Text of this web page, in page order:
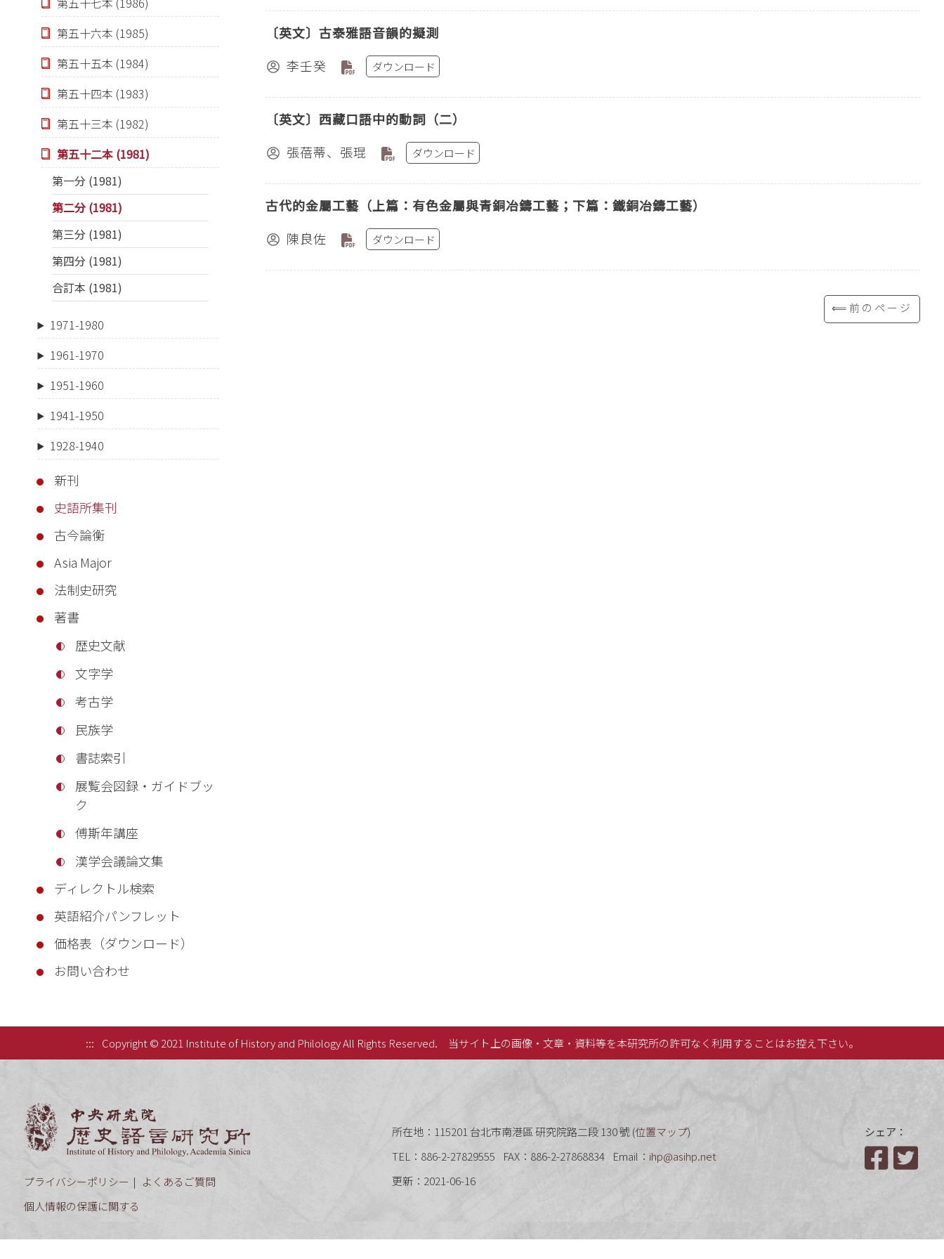
第五十六本 (1985)
第五十五本 (1984)
第五十四本 (1983)
第五十三本 (1982)
第五十二本 (1981)
第一分 (1981)
第二分 (1981)
第三分 (1981)
第四分 (1981)
合訂本 (1981)
1971-1980
1961-1970
1951-1960
1941-1950
1928-1940
新刊
史語所集刊
古今論衡
Asia Major
法制史研究
著書
歴史文献
文字学
考古学
民族学
書誌索引
展覧会図録・ガイドブッ
ク
傅斯年講座
漢学会議論文集
ディレクトル検索
英語紹介パンフレット
価格表（ダウンロード）
お問い合わせ
〔英文〕古泰雅語音韻的擬測
李壬癸
ダウンロード
〔英文〕西藏口語中的動詞（二）
張蓓蒂、張琨
ダウンロード
古代的金屬工藝（上篇：有色金屬與青銅冶鑄工藝；下篇：鐵銅冶鑄工藝）
陳良佐
ダウンロード
⟸前のページ
::: Copyright © 2021 Institute of History and Philology All Rights Reserved. 当サイト上の画像・文章・資料等を本研究所の許可なく利用することはお控え下さい。
プライバシーポリシー
よくあるご質問
個人情報の保護に関する
所在地：115201 台北市南港區 研究院路二段 130 號 (位置マップ)
TEL：886-2-27829555
FAX：886-2-27868834 Email： ihp@asihp.net
更新：2021-06-16
シェア：
Facebook